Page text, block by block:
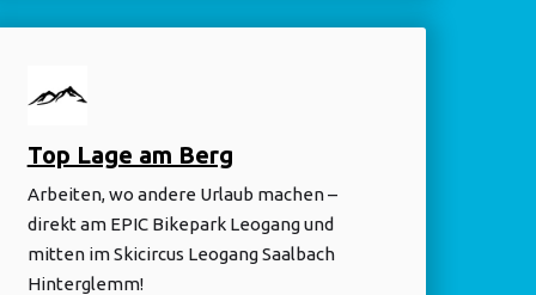
Top Lage am Berg
Arbeiten, wo andere Urlaub machen –
direkt am EPIC Bikepark Leogang und
mitten im Skicircus Leogang Saalbach
Hinterglemm!